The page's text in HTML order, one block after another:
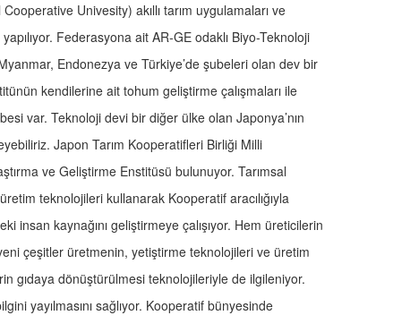
Univesity) akıllı tarım uygulamaları ve
Federasyona ait AR-GE odaklı Biyo-Teknoloji
Endonezya ve Türkiye’de şubeleri olan dev bir
kendilerine ait tohum geliştirme çalışmaları ile
var. Teknoloji devi bir diğer ülke olan Japonya’nın
Japon Tarım Kooperatifleri Birliği Milli
ve Geliştirme Enstitüsü bulunuyor. Tarımsal
teknolojileri kullanarak Kooperatif aracılığıyla
insan kaynağını geliştirmeye çalışıyor. Hem üreticilerin
çeşitler üretmenin, yetiştirme teknolojileri ve üretim
gıdaya dönüştürülmesi teknolojileriyle de ilgileniyor.
yayılmasını sağlıyor. Kooperatif bünyesinde